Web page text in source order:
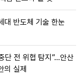
대 반도체 기술 한눈
단 전 위협 탐지”…안산
의 실제